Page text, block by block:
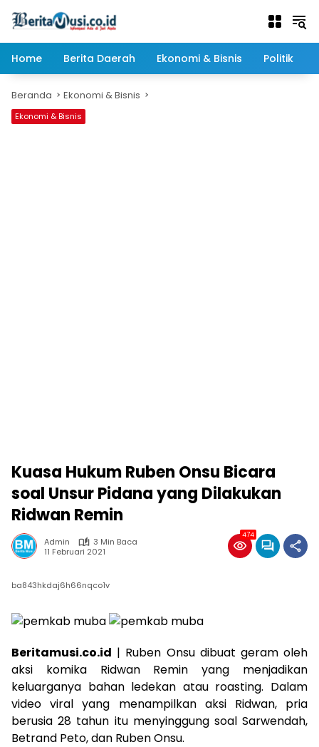
Home
Berita Daerah Ekonomi & Bisnis Politik
Beranda Ekonomi & Bisnis
Ekonomi & Bisnis
Kuasa Hukum Ruben Onsu Bicara
soal Unsur Pidana yang Dilakukan
Ridwan Remin
Admin
3 Min Baca
11 Februari 2021
474
ba843hkdaj6h66nqco1v
Beritamusi.co.id | Ruben Onsu dibuat geram oleh
aksi komika Ridwan Remin yang menjadikan
keluarganya bahan ledekan atau roasting. Dalam
video viral yang menampilkan aksi Ridwan, pria
berusia 28 tahun itu menyinggung soal Sarwendah,
Betrand Peto, dan Ruben Onsu.